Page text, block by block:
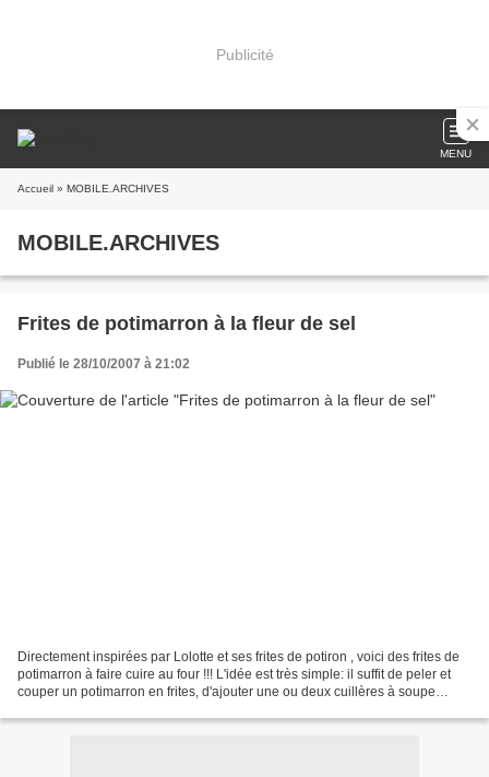
Publicité
MENU
Accueil » MOBILE.ARCHIVES
MOBILE.ARCHIVES
Frites de potimarron à la fleur de sel
Publié le 28/10/2007 à 21:02
Directement inspirées par Lolotte et ses frites de potiron , voici des frites de
potimarron à faire cuire au four !!! L'idée est très simple: il suffit de peler et
couper un potimarron en frites, d'ajouter une ou deux cuillères à soupe